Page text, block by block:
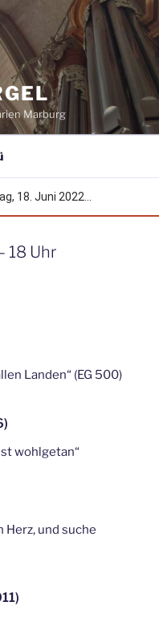
Marburg
18. Juni 2022...
18 Uhr
Landen“ (EG 500)
wohlgetan“
Herz, und suche